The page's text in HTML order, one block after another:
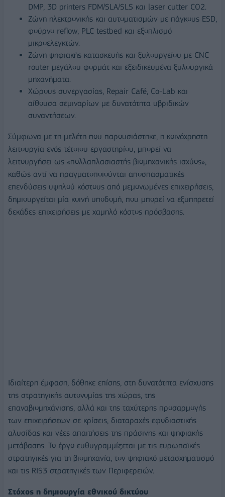
DMP, 3D printers FDM/SLA/SLS και laser cutter CO2.
Ζώνη ηλεκτρονικής και αυτοματισμών με πάγκους ESD,
φούρνο reflow, PLC testbed και εξοπλισμό
μικροελεγκτών.
Ζώνη ψηφιακής κατασκευής και ξυλουργείου με CNC
router μεγάλου φορμάτ και εξειδικευμένα ξυλουργικά
μηχανήματα.
Χώρους συνεργασίας, Repair Café, Co-Lab και
αίθουσα σεμιναρίων με δυνατότητα υβριδικών
συναντήσεων.
Σύμφωνα με τη μελέτη που παρουσιάστηκε, η κοινόχρηστη
λειτουργία ενός τέτοιου εργαστηρίου, μπορεί να
λειτουργήσει ως «πολλαπλασιαστής βιομηχανικής ισχύος»,
καθώς αντί να πραγματοποιούνται αποσπασματικές
επενδύσεις υψηλού κόστους από μεμονωμένες επιχειρήσεις,
δημιουργείται μία κοινή υποδομή, που μπορεί να εξυπηρετεί
δεκάδες επιχειρήσεις με χαμηλό κόστος πρόσβασης.
Ιδιαίτερη έμφαση, δόθηκε επίσης, στη δυνατότητα ενίσχυσης
της στρατηγικής αυτονομίας της χώρας, της
επαναβιομηχάνισης, αλλά και της ταχύτερης προσαρμογής
των επιχειρήσεων σε κρίσεις, διαταραχές εφοδιαστικής
αλυσίδας και νέες απαιτήσεις της πράσινης και ψηφιακής
μετάβασης. Το έργο ευθυγραμμίζεται με τις ευρωπαϊκές
στρατηγικές για τη βιομηχανία, τον ψηφιακό μετασχηματισμό
και τις RIS3 στρατηγικές των Περιφερειών.
Στόχος η δημιουργία εθνικού δικτύου